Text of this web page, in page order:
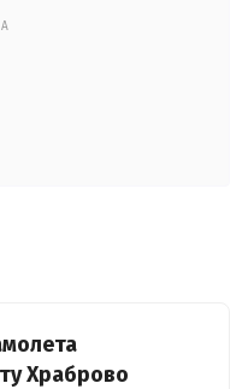
Храброво